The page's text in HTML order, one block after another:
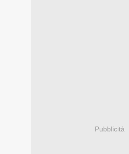
Pubblicità